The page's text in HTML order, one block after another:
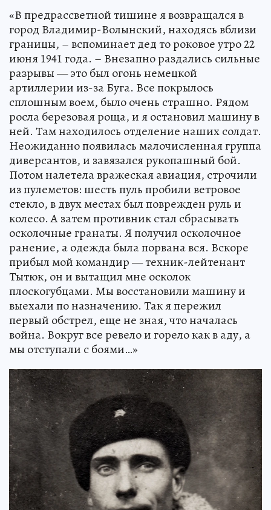
«В предрассветной тишине я возвращался в
город Владимир-Волынский, находясь вблизи
границы, – вспоминает дед то роковое утро 22
июня 1941 года. – Внезапно раздались сильные
разрывы — это был огонь немецкой
артиллерии из-за Буга. Все покрылось
сплошным воем, было очень страшно. Рядом
росла березовая роща, и я остановил машину в
ней. Там находилось отделение наших солдат.
Неожиданно появилась малочисленная группа
диверсантов, и завязался рукопашный бой.
Потом налетела вражеская авиация, строчили
из пулеметов: шесть пуль пробили ветровое
стекло, в двух местах был поврежден руль и
колесо. А затем противник стал сбрасывать
осколочные гранаты. Я получил осколочное
ранение, а одежда была порвана вся. Вскоре
прибыл мой командир — техник-лейтенант
Тытюк, он и вытащил мне осколок
плоскогубцами. Мы восстановили машину и
выехали по назначению. Так я пережил
первый обстрел, еще не зная, что началась
война. Вокруг все ревело и горело как в аду, а
мы отступали с боями…»